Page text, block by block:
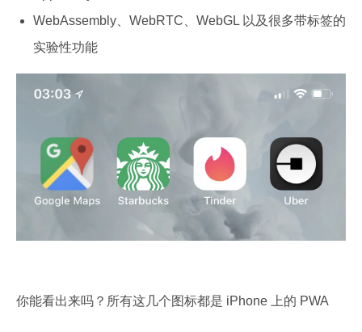
WebAssembly、WebRTC、WebGL 以及很多带标签的
实验性功能
你能看出来吗？所有这几个图标都是 iPhone 上的 PWA